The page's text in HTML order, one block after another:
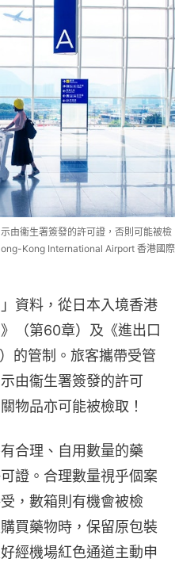
由衞生署簽發的許可證，否則可能被檢
Kong International Airport 香港國際
資料，從日本入境香港
（第60章）及《進出口
的管制。旅客攜帶受管
由衞生署簽發的許可
物品亦可能被檢取！
合理、自用數量的藥
證。合理數量視乎個案
，數箱則有機會被檢
買藥物時，保留原包裝
經機場紅色通道主動申